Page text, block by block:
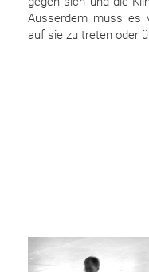
Ausserdem muss es
auf sie zu treten oder